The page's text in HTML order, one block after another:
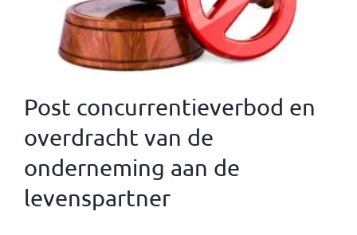
Post concurrentieverbod en
overdracht van de
onderneming aan de
levenspartner